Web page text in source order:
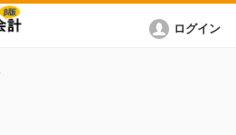
ログイン